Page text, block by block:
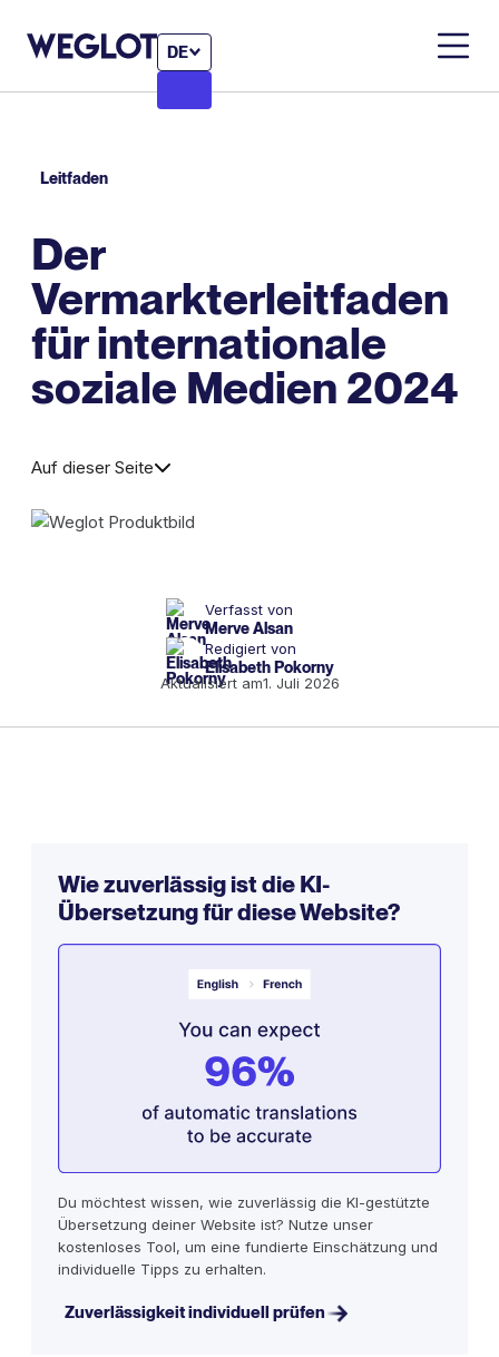
DE
Leitfaden
Der
Vermarkterleitfaden
für internationale
soziale Medien 2024
Auf dieser Seite
Verfasst von
Merve Alsan
Redigiert von
Elisabeth Pokorny
Aktualisiert am1. Juli 2026
Wie zuverlässig ist die KI-
Übersetzung für diese Website?
Du möchtest wissen, wie zuverlässig die KI-gestützte
Übersetzung deiner Website ist? Nutze unser
kostenloses Tool, um eine fundierte Einschätzung und
individuelle Tipps zu erhalten.
Zuverlässigkeit individuell prüfen